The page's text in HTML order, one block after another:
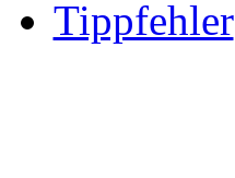
Tippfehler